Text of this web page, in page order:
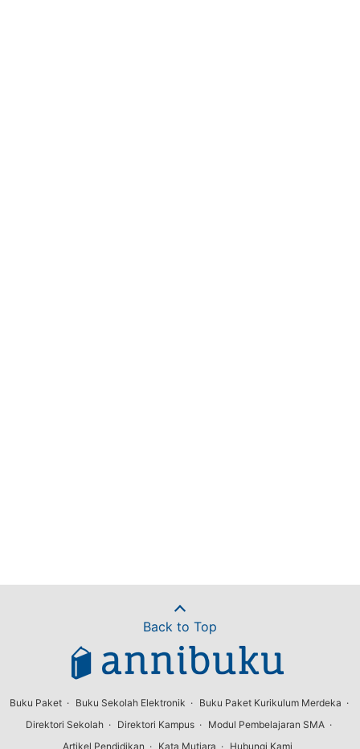
Back to Top
Buku Paket Buku Sekolah Elektronik
Buku Paket Kurikulum Merdeka
Direktori Sekolah
Direktori Kampus
Modul Pembelajaran SMA
Artikel Pendidikan
Kata Mutiara Hubungi Kami